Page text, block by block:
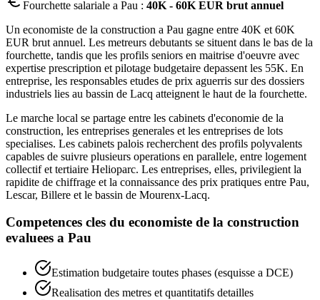
Fourchette salariale a Pau : 40K - 60K EUR brut annuel
Un economiste de la construction a Pau gagne entre 40K et 60K
EUR brut annuel. Les metreurs debutants se situent dans le bas de la
fourchette, tandis que les profils seniors en maitrise d'oeuvre avec
expertise prescription et pilotage budgetaire depassent les 55K. En
entreprise, les responsables etudes de prix aguerris sur des dossiers
industriels lies au bassin de Lacq atteignent le haut de la fourchette.
Le marche local se partage entre les cabinets d'economie de la
construction, les entreprises generales et les entreprises de lots
specialises. Les cabinets palois recherchent des profils polyvalents
capables de suivre plusieurs operations en parallele, entre logement
collectif et tertiaire Helioparc. Les entreprises, elles, privilegient la
rapidite de chiffrage et la connaissance des prix pratiques entre Pau,
Lescar, Billere et le bassin de Mourenx-Lacq.
Competences cles du economiste de la construction
evaluees a Pau
Estimation budgetaire toutes phases (esquisse a DCE)
Realisation des metres et quantitatifs detailles